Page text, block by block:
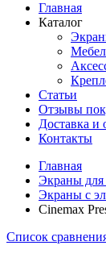
Главная
Каталог
Статьи
Отзывы
Доставка и
Контакты
Главная
Экраны для
Экраны с
Cinemax
Список